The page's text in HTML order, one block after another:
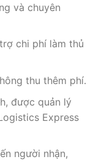
và chuyên
chi phí làm thủ
thu thêm phí.
được quản lý
Express
người nhận,